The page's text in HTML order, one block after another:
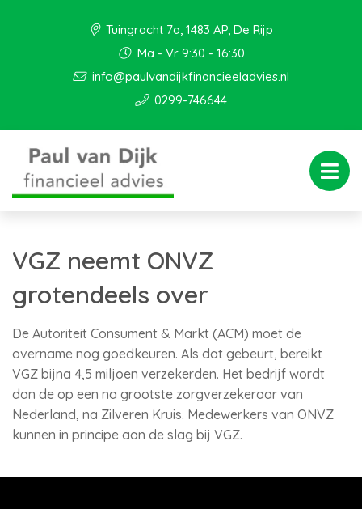
Tuingracht 7a, 1483 AP, De Rijp
Ma - Vr 9:30 - 16:30
info@paulvandijkfinancieeladvies.nl
0299-746644
VGZ neemt ONVZ
grotendeels over
De Autoriteit Consument & Markt (ACM) moet de
overname nog goedkeuren. Als dat gebeurt, bereikt
VGZ bijna 4,5 miljoen verzekerden. Het bedrijf wordt
dan de op een na grootste zorgverzekeraar van
Nederland, na Zilveren Kruis. Medewerkers van ONVZ
kunnen in principe aan de slag bij VGZ.